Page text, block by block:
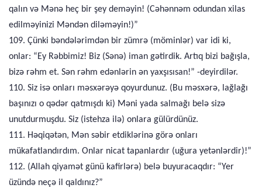
qalın və Mənə heç bir şey deməyin! (Cəhənnəm odundan xilas
edilməyinizi Məndən diləməyin!)”
109. Çünki bəndələrimdən bir zümrə (möminlər) var idi ki,
onlar: “Ey Rəbbimiz! Biz (Sənə) iman gətirdik. Artıq bizi bağışla,
bizə rəhm et. Sən rəhm edənlərin ən yaxşısısan!” -deyirdilər.
110. Siz isə onları məsxərəyə qoyurdunuz. (Bu məsxərə, lağlağı
başınızı o qədər qatmışdı ki) Məni yada salmağı belə sizə
unutdurmuşdu. Siz (istehza ilə) onlara gülürdünüz.
111. Həqiqətən, Mən səbir etdiklərinə görə onları
mükafatlandırdım. Onlar nicat tapanlardır (uğura yetənlərdir)!”
112. (Allah qiyamət günü kafirlərə) belə buyuracaqdır: “Yer
üzündə neçə il qaldınız?”